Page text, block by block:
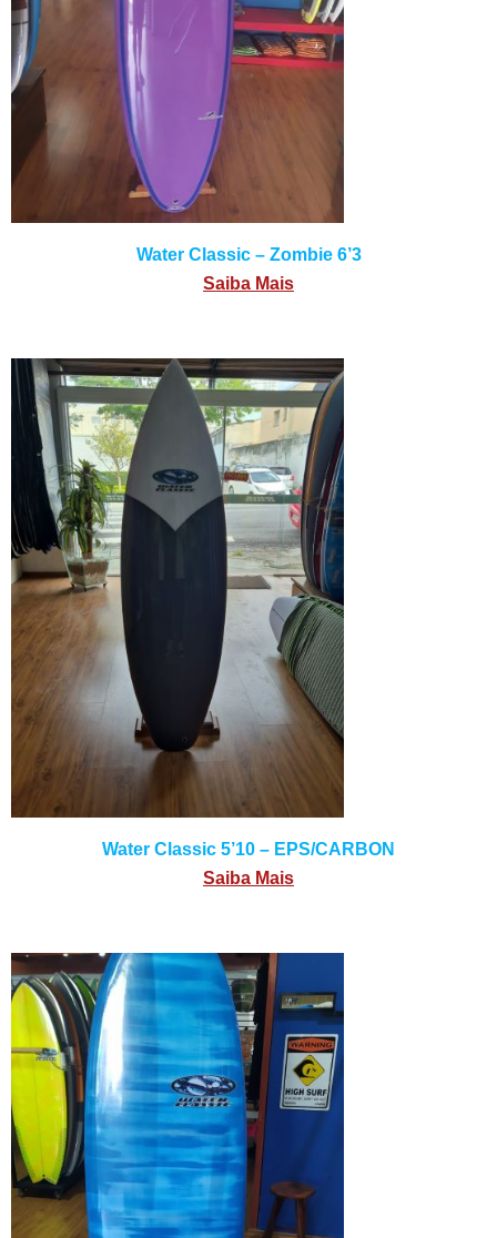
Water Classic – Zombie 6’3
Saiba Mais
Water Classic 5’10 – EPS/CARBON
Saiba Mais